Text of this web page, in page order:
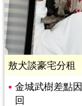
敖犬談豪宅分租
金城武樹差點
回